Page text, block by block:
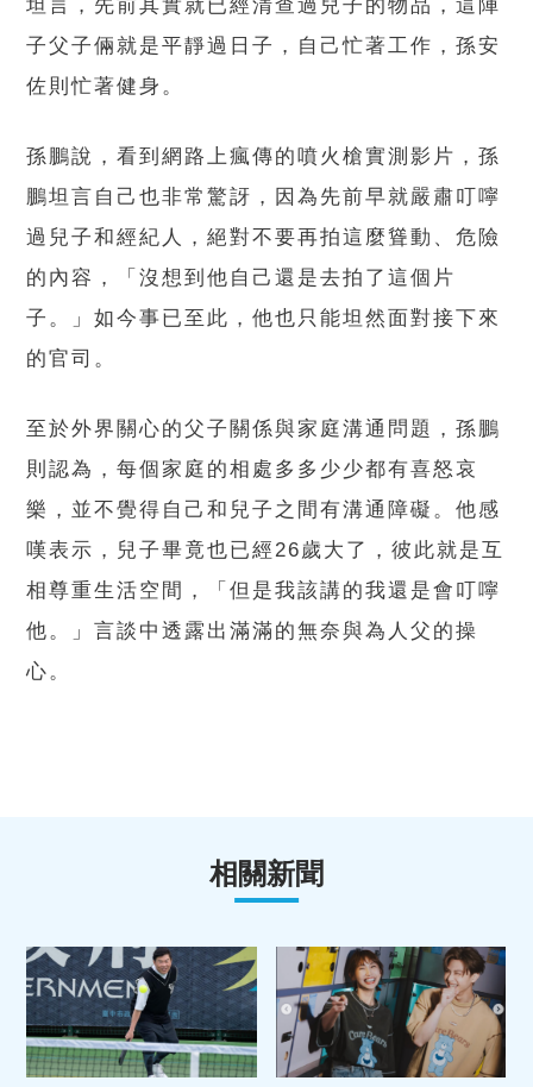
坦言，先前其實就已經清查過兒子的物品，這陣
子父子倆就是平靜過日子，自己忙著工作，孫安
佐則忙著健身。
孫鵬說，看到網路上瘋傳的噴火槍實測影片，孫
鵬坦言自己也非常驚訝，因為先前早就嚴肅叮嚀
過兒子和經紀人，絕對不要再拍這麼聳動、危險
的內容，「沒想到他自己還是去拍了這個片
子。」如今事已至此，他也只能坦然面對接下來
的官司。
至於外界關心的父子關係與家庭溝通問題，孫鵬
則認為，每個家庭的相處多多少少都有喜怒哀
樂，並不覺得自己和兒子之間有溝通障礙。他感
嘆表示，兒子畢竟也已經26歲大了，彼此就是互
相尊重生活空間，「但是我該講的我還是會叮嚀
他。」言談中透露出滿滿的無奈與為人父的操
心。
相關新聞